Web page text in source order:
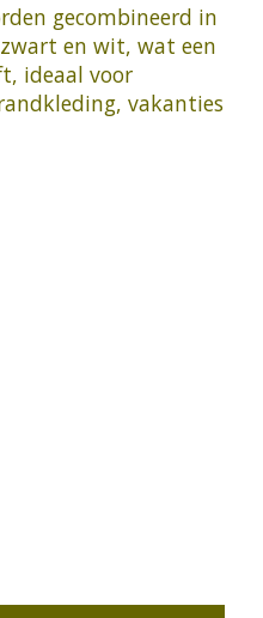
gecombineerd in
en wit, wat een
ideaal voor
vakanties